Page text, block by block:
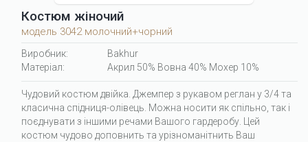
Костюм жіночий
модель 3042 молочний+чорний
Виробник:
Bakhur
Матеріал:
Акрил 50% Вовна 40% Мохер 10%
Чудовий костюм двійка. Джемпер з рукавом реглан у 3/4 та
класична спідниця-олівець. Можна носити як спільно, так і
поєднувати з іншими речами Вашого гардеробу. Цей
костюм чудово доповнить та урізноманітнить Ваш